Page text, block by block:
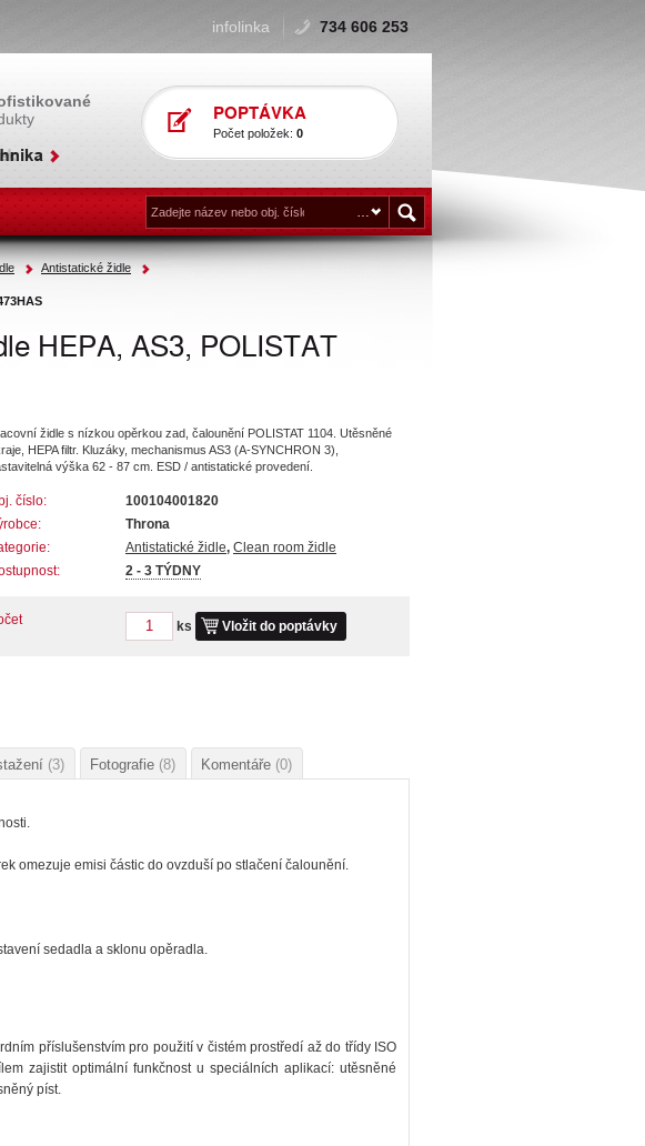
infolinka 734 606 253
POPTÁVKA
Počet položek: 0
Antistatické židle
HEPA, AS3, POLISTAT
židle s nízkou opěrkou zad, čalounění POLISTAT 1104. Utěsněné
HEPA filtr. Kluzáky, mechanismus AS3 (A-SYNCHRON 3),
výška 62 - 87 cm. ESD / antistatické provedení.
číslo:
100104001820
Throna
Antistatické židle, Clean room židle
2 - 3 TÝDNY
ks Vložit do poptávky
(3) Fotografie (8) Komentáře (0)
omezuje emisi částic do ovzduší po stlačení čalounění.
sedadla a sklonu opěradla.
příslušenstvím pro použití v čistém prostředí až do třídy ISO
zajistit optimální funkčnost u speciálních aplikací: utěsněné
píst.